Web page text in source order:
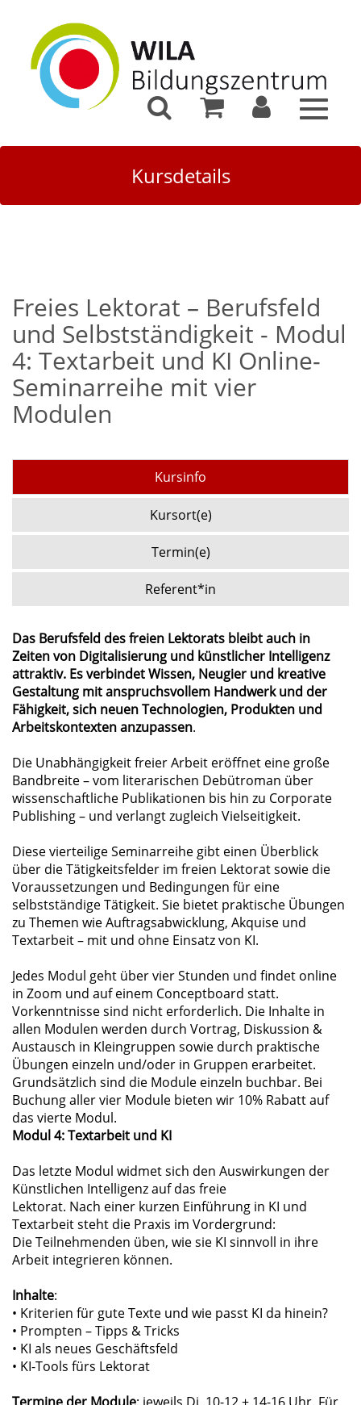
Toggle
Kursdetails
Freies Lektorat – Berufsfeld
und Selbstständigkeit - Modul
4: Textarbeit und KI Online-
Seminarreihe mit vier
Modulen
Kursinfo
Kursort(e)
Termin(e)
Referent*in
Das Berufsfeld des freien Lektorats bleibt auch in
Zeiten von Digitalisierung und künstlicher Intelligenz
attraktiv. Es verbindet Wissen, Neugier und kreative
Gestaltung mit anspruchsvollem Handwerk und der
Fähigkeit, sich neuen Technologien, Produkten und
Arbeitskontexten anzupassen.
Die Unabhängigkeit freier Arbeit eröffnet eine große
Bandbreite – vom literarischen Debütroman über
wissenschaftliche Publikationen bis hin zu Corporate
Publishing – und verlangt zugleich Vielseitigkeit.
Diese vierteilige Seminarreihe gibt einen Überblick
über die Tätigkeitsfelder im freien Lektorat sowie die
Voraussetzungen und Bedingungen für eine
selbstständige Tätigkeit. Sie bietet praktische Übungen
zu Themen wie Auftragsabwicklung, Akquise und
Textarbeit – mit und ohne Einsatz von KI.
Jedes Modul geht über vier Stunden und findet online
in Zoom und auf einem Conceptboard statt.
Vorkenntnisse sind nicht erforderlich. Die Inhalte in
allen Modulen werden durch Vortrag, Diskussion &
Austausch in Kleingruppen sowie durch praktische
Übungen einzeln und/oder in Gruppen erarbeitet.
Grundsätzlich sind die Module einzeln buchbar. Bei
Buchung aller vier Module bieten wir 10% Rabatt auf
das vierte Modul.
Modul 4: Textarbeit und KI
Das letzte Modul widmet sich den Auswirkungen der
Künstlichen Intelligenz auf das freie
Lektorat. Nach einer kurzen Einführung in KI und
Textarbeit steht die Praxis im Vordergrund:
Die Teilnehmenden üben, wie sie KI sinnvoll in ihre
Arbeit integrieren können.
Inhalte:
• Kriterien für gute Texte und wie passt KI da hinein?
• Prompten – Tipps & Tricks
• KI als neues Geschäftsfeld
• KI-Tools fürs Lektorat